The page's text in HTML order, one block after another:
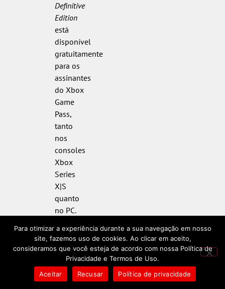
Definitive
Edition
está
disponível
gratuitamente
para os
assinantes
do Xbox
Game
Pass,
tanto
nos
consoles
Xbox
Series
X|S
quanto
no PC.
disso,
todos
os três
jogos
da
Para otimizar a experiência durante a sua navegação em nosso
site, fazemos uso de cookies. Ao clicar em aceito,
consideramos que você esteja de acordo com nossa Política de
Privacidade e Termos de Uso.
Aceitar
Recusar Política de privacidade